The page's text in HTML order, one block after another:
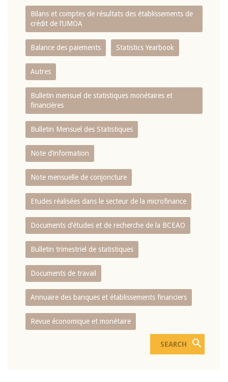
Bilans et comptes de résultats des établissements de
crédit de l‘UMOA
Balance des paiements Statistics Yearbook
Autres
Bulletin mensuel de statistiques monétaires et
financières
Bulletin Mensuel des Statistiques
Note d’information
Note mensuelle de conjoncture
Etudes réalisées dans le secteur de la microfinance
Documents d’études et de recherche de la BCEAO
Bulletin trimestriel de statistiques
Documents de travail
Annuaire des banques et établissements financiers
Revue économique et monétaire